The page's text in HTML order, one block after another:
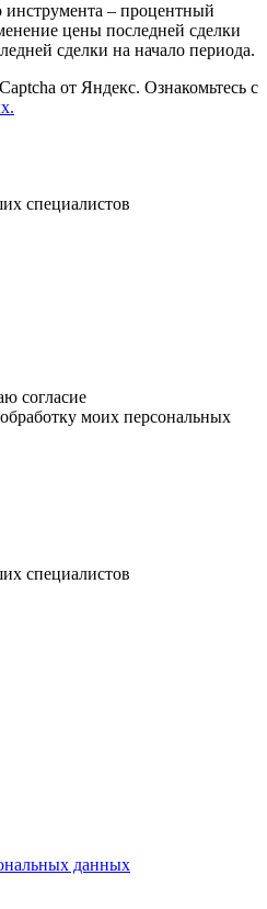
– процентный
цены последней сделки
сделки на начало периода.
от Яндекс. Ознакомьтесь с
специалистов
согласие
моих персональных
специалистов
данных